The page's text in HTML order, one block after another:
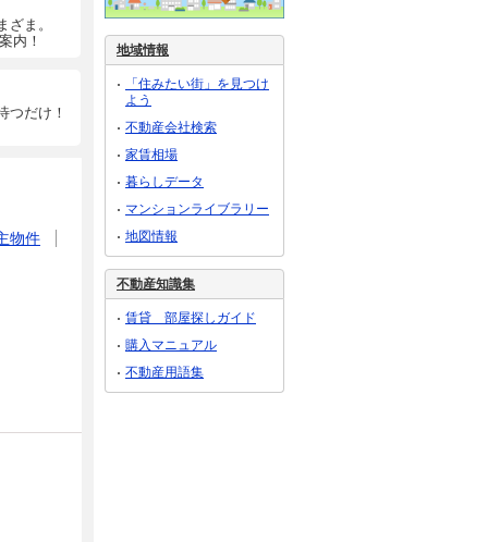
ま。
内！
つだけ！
物件
地域情報
「住みたい街」を見つけ
よう
不動産会社検索
家賃相場
暮らしデータ
マンションライブラリー
地図情報
不動産知識集
賃貸 部屋探しガイド
購入マニュアル
不動産用語集